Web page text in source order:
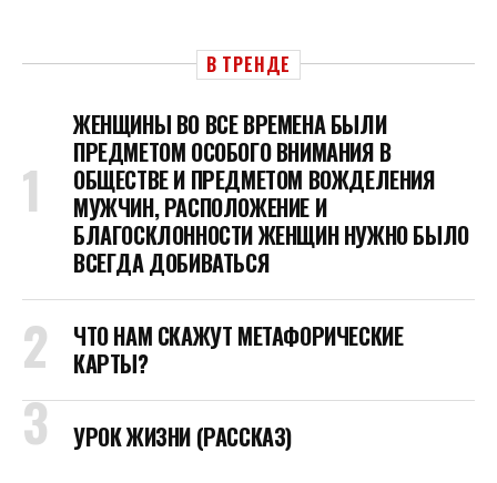
В ТРЕНДЕ
ЖЕНЩИНЫ ВО ВСЕ ВРЕМЕНА БЫЛИ
ПРЕДМЕТОМ ОСОБОГО ВНИМАНИЯ В
ОБЩЕСТВЕ И ПРЕДМЕТОМ ВОЖДЕЛЕНИЯ
МУЖЧИН, РАСПОЛОЖЕНИЕ И
БЛАГОСКЛОННОСТИ ЖЕНЩИН НУЖНО БЫЛО
ВСЕГДА ДОБИВАТЬСЯ
ЧТО НАМ СКАЖУТ МЕТАФОРИЧЕСКИЕ
КАРТЫ?
УРОК ЖИЗНИ (РАССКАЗ)